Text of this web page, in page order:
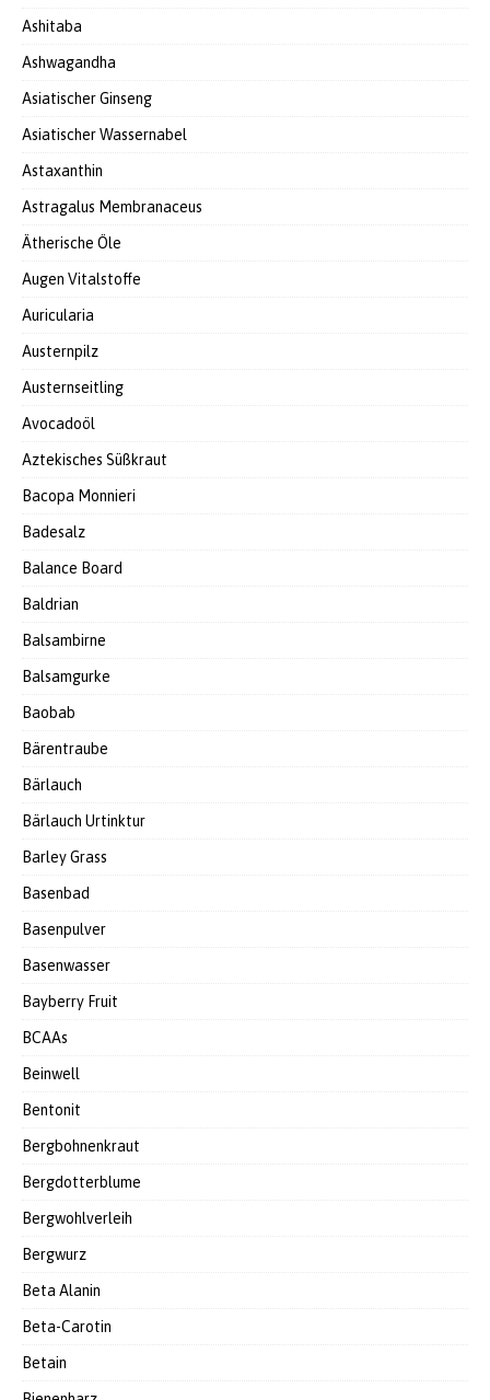
Ashitaba
Ashwagandha
Asiatischer Ginseng
Asiatischer Wassernabel
Astaxanthin
Astragalus Membranaceus
Ätherische Öle
Augen Vitalstoffe
Auricularia
Austernpilz
Austernseitling
Avocadoöl
Aztekisches Süßkraut
Bacopa Monnieri
Badesalz
Balance Board
Baldrian
Balsambirne
Balsamgurke
Baobab
Bärentraube
Bärlauch
Bärlauch Urtinktur
Barley Grass
Basenbad
Basenpulver
Basenwasser
Bayberry Fruit
BCAAs
Beinwell
Bentonit
Bergbohnenkraut
Bergdotterblume
Bergwohlverleih
Bergwurz
Beta Alanin
Beta-Carotin
Betain